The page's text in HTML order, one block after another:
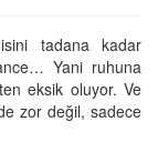
tadana kadar
Yani ruhuna
eksik oluyor. Ve
zor değil, sadece